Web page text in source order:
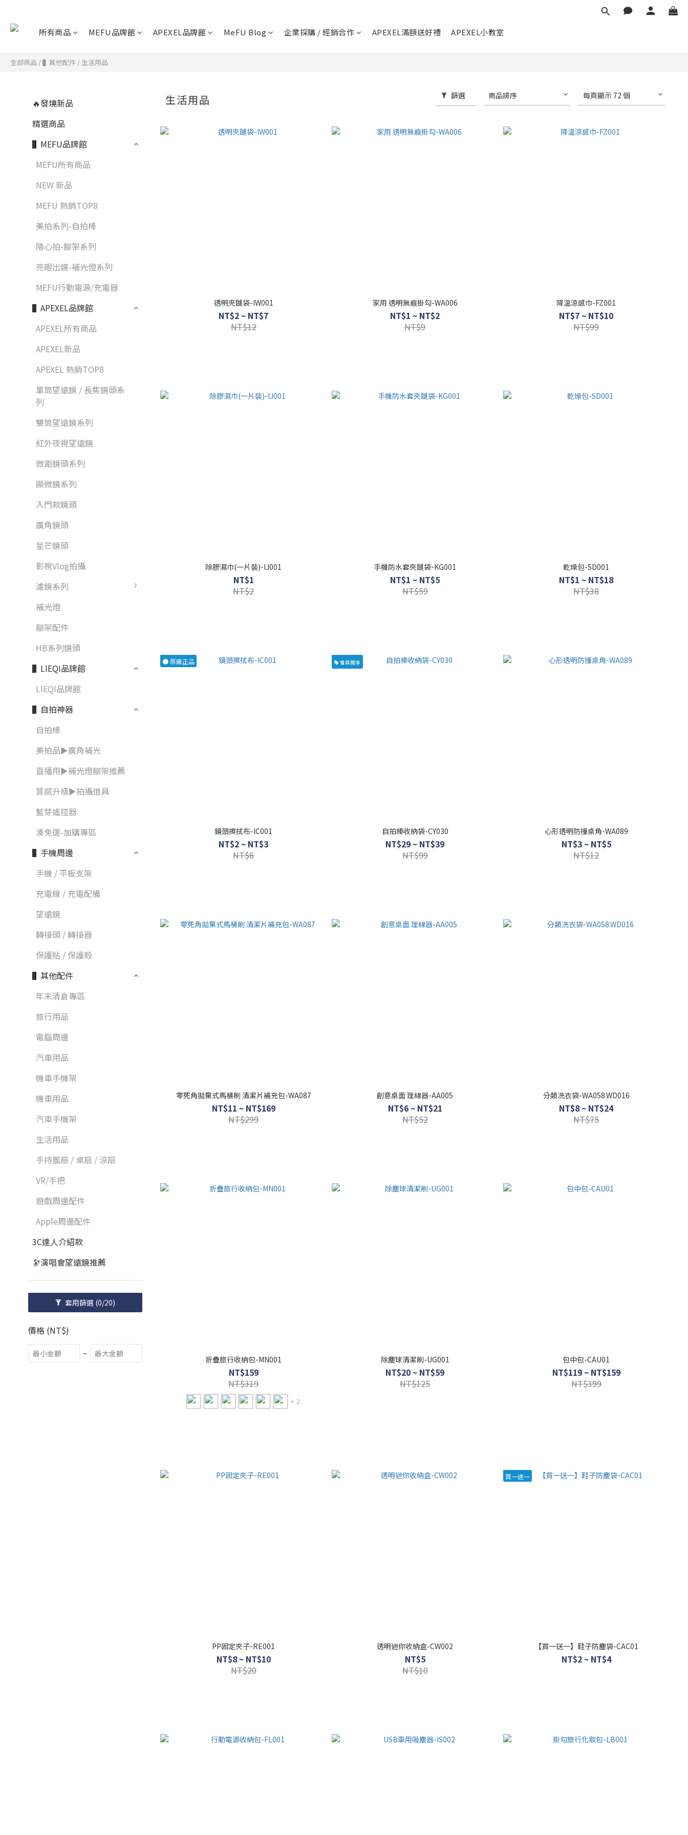
所有商品 MEFU品牌館 APEXEL品牌館 MeFU Blog 企業採購 / 經銷合作 APEXEL滿額送好禮 APEXEL小教室
全部商品 /▌其他配件 / 生活用品
🔥發燒新品
精選商品
▌MEFU品牌館
MEFU所有商品
NEW 新品
MEFU 熱銷TOP8
美拍系列-自拍棒
隨心拍-腳架系列
亮眼出鏡-補光燈系列
MEFU行動電源/充電器
▌APEXEL品牌館
APEXEL所有商品
APEXEL新品
APEXEL 熱銷TOP8
單筒望遠鏡 / 長焦鏡頭系
列
雙筒望遠鏡系列
紅外夜視望遠鏡
微距鏡頭系列
顯微鏡系列
入門款鏡頭
廣角鏡頭
星芒鏡頭
影視Vlog拍攝
濾鏡系列
補光燈
腳架配件
HB系列鏡頭
▌LIEQI品牌館
LIEQI品牌館
▌自拍神器
自拍棒
美拍品►廣角補光
直播用►補光燈腳架推薦
質感升級►拍攝道具
藍芽遙控器
湊免運-加購專區
▌手機周邊
手機 / 平板支架
充電線 / 充電配備
望遠鏡
轉接頭 / 轉接器
保護貼 / 保護殼
▌其他配件
年末清倉專區
旅行用品
電腦周邊
汽車用品
機車手機架
機車用品
汽車手機架
生活用品
手持風扇 / 桌扇 / 涼扇
VR/手把
遊戲周邊配件
Apple周邊配件
3C達人介紹款
🔭演唱會望遠鏡推薦
套用篩選 (0/20)
價格 (NT$)
~
生活用品 篩選 商品排序 每頁顯示 72 個
透明夾鏈袋-IW001
NT$2 ~ NT$7
NT$12
家用 透明無痕掛勾-WA006
NT$1 ~ NT$2
NT$9
降溫涼感巾-FZ001
NT$7 ~ NT$10
NT$99
除膠濕巾(一片裝)-IJ001
NT$1
NT$2
手機防水套夾鏈袋-KG001
NT$1 ~ NT$5
NT$59
乾燥包-SD001
NT$1 ~ NT$18
NT$38
● 原廠正品
鏡頭擦拭布-IC001
NT$2 ~ NT$3
NT$6
會員獨享
自拍棒收納袋-CY030
NT$29 ~ NT$39
NT$99
心形透明防撞桌角-WA089
NT$3 ~ NT$5
NT$12
零死角拋棄式馬桶刷 清潔片補充包-WA087
NT$11 ~ NT$169
NT$299
創意桌面 理線器-AA005
NT$6 ~ NT$21
NT$52
分類洗衣袋-WA058.WD016
NT$8 ~ NT$24
NT$75
折疊旅行收納包-MN001
NT$159
NT$319
+ 2
除塵球清潔刷-UG001
NT$20 ~ NT$59
NT$125
包中包-CAU01
NT$119 ~ NT$159
NT$399
PP固定夾子-RE001
NT$8 ~ NT$10
NT$20
透明迷你收納盒-CW002
NT$5
NT$10
買一送一
【買一送一】鞋子防塵袋-CAC01
NT$2 ~ NT$4
🛡️ APEXEL/MEFU品牌保固一年!
立即逛逛